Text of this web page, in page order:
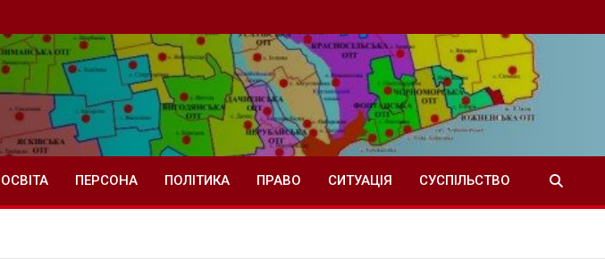
ОСВІТА ПЕРСОНА ПОЛІТИКА ПРАВО СИТУАЦІЯ СУСПІЛЬСТВО